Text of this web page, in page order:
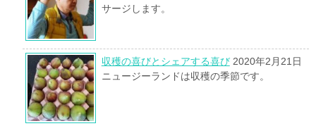
サージします。
収穫の喜びとシェアする喜び2020年2月21日
ニュージーランドは収穫の季節です。